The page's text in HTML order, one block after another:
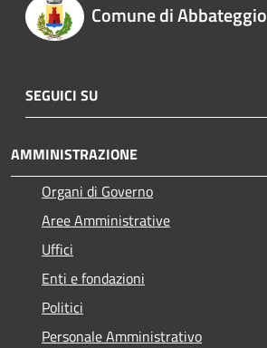
Comune di Abbateggio
SEGUICI SU
AMMINISTRAZIONE
Organi di Governo
Aree Amministrative
Uffici
Enti e fondazioni
Politici
Personale Amministrativo